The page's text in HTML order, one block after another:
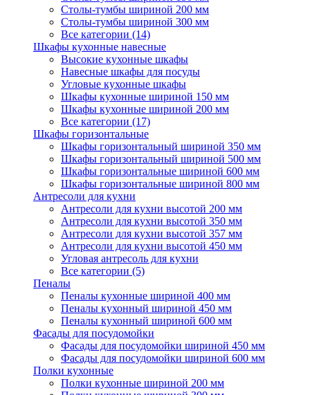
Столы-тумбы шириной 200 мм
Столы-тумбы шириной 300 мм
Все категории (14)
Шкафы кухонные навесные
Высокие кухонные шкафы
Навесные шкафы для посуды
Угловые кухонные шкафы
Шкафы кухонные шириной 150 мм
Шкафы кухонные шириной 200 мм
Все категории (17)
Шкафы горизонтальные
Шкафы горизонтальный шириной 350 мм
Шкафы горизонтальный шириной 500 мм
Шкафы горизонтальные шириной 600 мм
Шкафы горизонтальные шириной 800 мм
Антресоли для кухни
Антресоли для кухни высотой 200 мм
Антресоли для кухни высотой 350 мм
Антресоли для кухни высотой 357 мм
Антресоли для кухни высотой 450 мм
Угловая антресоль для кухни
Все категории (5)
Пеналы
Пеналы кухонные шириной 400 мм
Пеналы кухонный шириной 450 мм
Пеналы кухонный шириной 600 мм
Фасады для посудомойки
Фасады для посудомойки шириной 450 мм
Фасады для посудомойки шириной 600 мм
Полки кухонные
Полки кухонные шириной 200 мм